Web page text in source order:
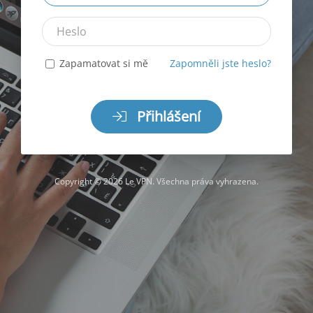
adresa
Heslo
Zapamatovat si mě Zapomněli jste heslo?
Přihlášení
Copyright © 2026 Le VPN. Všechna práva vyhrazena.